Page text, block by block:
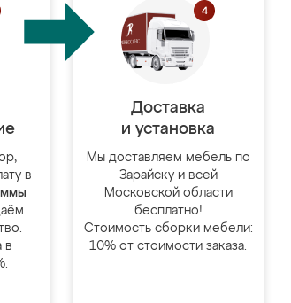
в
в
Доставка
и установка
Мы доставляем мебель по
Зарайску и всей
Московской области
бесплатно!
Стоимость сборки мебели:
10% от стоимости заказа.